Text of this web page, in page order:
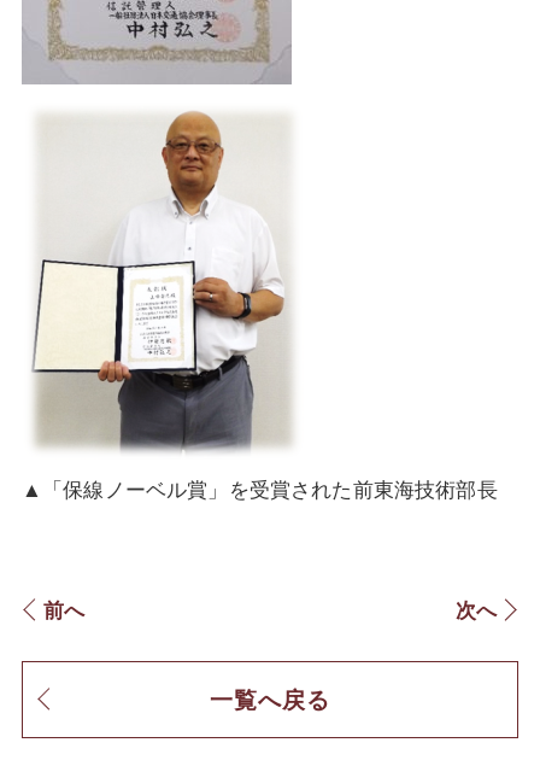
▲「保線ノーベル賞」を受賞された前東海技術部長
前へ 次へ
一覧へ戻る